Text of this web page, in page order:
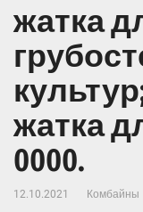
жатка
жатка
0000.
12.10.2021 Комбайны